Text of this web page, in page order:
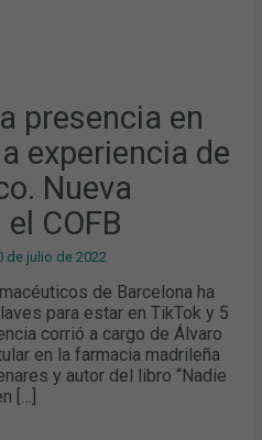
presencia en
experiencia de
Nueva
COFB
de julio de 2022
de Barcelona ha
para estar en TikTok y 5
corrió a cargo de Álvaro
en la farmacia madrileña
y autor del libro “Nadie
[…]